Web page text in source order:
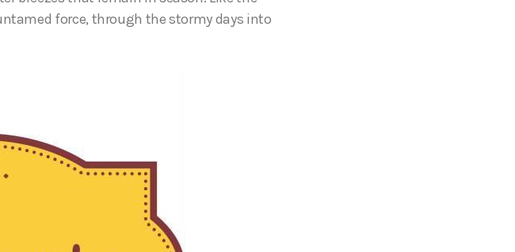
force, through the stormy days into